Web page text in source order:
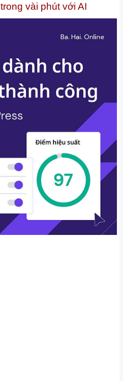
trong vài phút với AI